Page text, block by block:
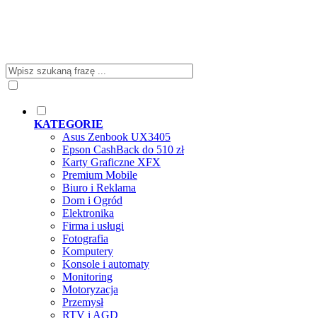
KATEGORIE
Asus Zenbook UX3405
Epson CashBack do 510 zł
Karty Graficzne XFX
Premium Mobile
Biuro i Reklama
Dom i Ogród
Elektronika
Firma i usługi
Fotografia
Komputery
Konsole i automaty
Monitoring
Motoryzacja
Przemysł
RTV i AGD